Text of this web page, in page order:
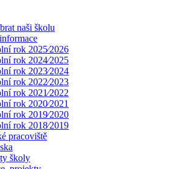
naši školu
rok 2025⁄2026
rok 2024⁄2025
rok 2023⁄2024
rok 2022⁄2023
rok 2021⁄2022
rok 2020⁄2021
rok 2019⁄2020
rok 2018⁄2019
pracoviště
školy